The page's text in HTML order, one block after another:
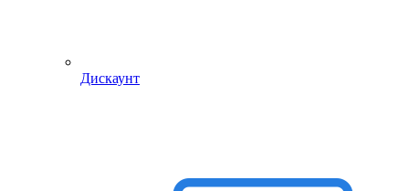
Дискаунт